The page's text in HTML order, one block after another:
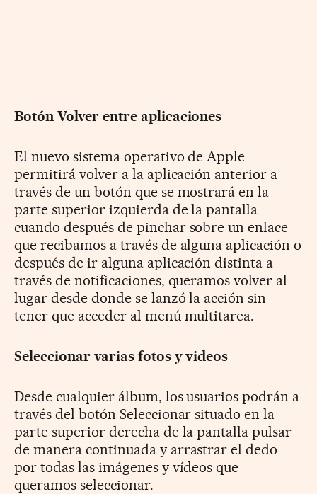
Botón Volver entre aplicaciones
El nuevo sistema operativo de Apple
permitirá volver a la aplicación anterior a
través de un botón que se mostrará en la
parte superior izquierda de la pantalla
cuando después de pinchar sobre un enlace
que recibamos a través de alguna aplicación o
después de ir alguna aplicación distinta a
través de notificaciones, queramos volver al
lugar desde donde se lanzó la acción sin
tener que acceder al menú multitarea.
Seleccionar varias fotos y videos
Desde cualquier álbum, los usuarios podrán a
través del botón Seleccionar situado en la
parte superior derecha de la pantalla pulsar
de manera continuada y arrastrar el dedo
por todas las imágenes y vídeos que
queramos seleccionar.